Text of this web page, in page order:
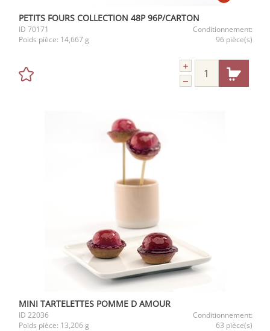
PETITS FOURS COLLECTION 48P 96P/CARTON
ID 70171
Conditionnement:
Poids pièce: 14,667 g 96 pièce(s)
MINI TARTELETTES POMME D AMOUR
ID 22036
Conditionnement:
Poids pièce: 13,206 g 63 pièce(s)